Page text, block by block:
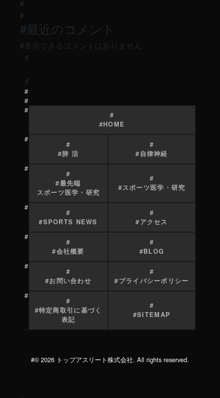
最近のコメント
表示できるコメントはありません。
HOME
肺 活 自律神経
最先端
スポーツ医学・研究
スポーツ医学・研究
SPORTS NEWS アクセス
会社概要 BLOG
お問い合わせ プライバシーポリシー
特定商取引に基づく
表記
SITEMAP
© 2026 トップアスリート株式会社. All rights reserved.